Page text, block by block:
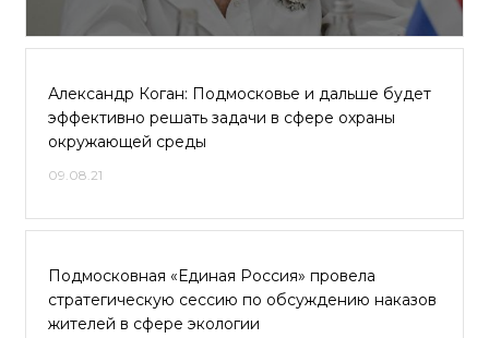
Александр Коган: Подмосковье и дальше будет
эффективно решать задачи в сфере охраны
окружающей среды
09.08.21
Подмосковная «Единая Россия» провела
стратегическую сессию по обсуждению наказов
жителей в сфере экологии